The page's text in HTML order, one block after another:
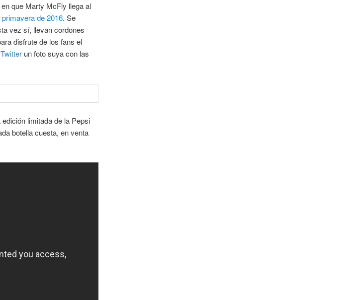
que Marty McFly llega al
de 2016. Se
vez sí, llevan cordones
disfrute de los fans el
Twitter un foto suya con las
limitada de la Pepsi
botella cuesta, en venta